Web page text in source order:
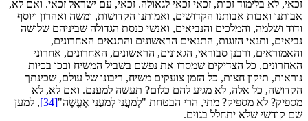
זכאי, לא בלימוד זכות, זכאי זכאי לגאולה. זכאי, עם ישראל זכאי. ואם לא,
אבותנו ואבות אבותנו הקדושים, ואמותנו הקדושות, ומשה ואהרון ויוסף
ודוד ושלמה, והמלכים והנביאים, ואנשי כנסת הגדולה שביניהם שלושה
נביאים, ותנאי הזוגות, התנאים הראשונים והתנאים האחרונים,
והאמוראים, ורבנן סבוראי, הגאונים, הראשונים, האחרונים, אחרוני
האחרונים, כל הצדיקים שמסרו את נפשם בשביל המשיח ובכו בכיות
נוראות, תיקון חצות, כל הזמן צועקים משיח, ריבונו של עולם, שכינתך
הקדושה, כל אלה, לא מגיע להם כלום? תעשה למענם. ואם לא, לא
מספיק? לא מספיק? מתי, הרי הבטחת "לְמַעֲנִי לְמַעֲנִי אֶעֱשֶׂה"[34]
, למען
שם קודשי שלא יתחלל בגוים.